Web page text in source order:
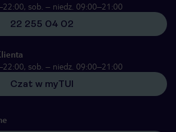
sob. – niedz. 09:00–21:00
22 255 04 02
sob. – niedz. 09:00–21:00
Czat w myTUI